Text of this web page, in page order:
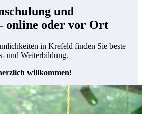
und
online oder vor Ort
in Krefeld finden Sie beste
und Weiterbildung.
willkommen!